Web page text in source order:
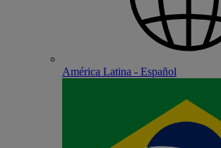
América Latina - Español